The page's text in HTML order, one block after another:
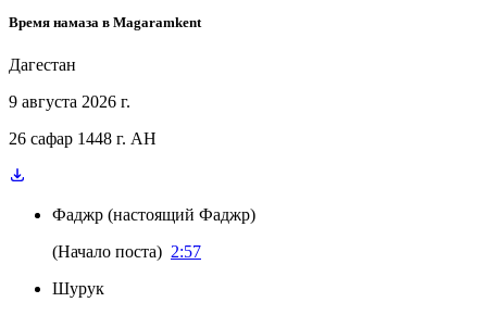
Время намаза в Magaramkent
Дагестан
9 августа 2026 г.
26 сафар 1448 г. AH
Фаджр (настоящий Фаджр)
(Начало поста) 2:57
Шурук